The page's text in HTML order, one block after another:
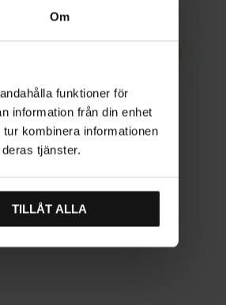
Om
funktioner för
information från din enhet
kombinera informationen
tjänster.
TILLÅT ALLA